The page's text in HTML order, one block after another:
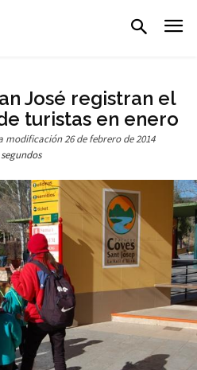
José registran el
turistas en enero
modificación26 de febrero de 2014